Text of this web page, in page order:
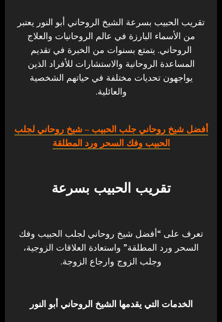
تقريب الحبيب بسرعة الشيخ الروحاني أبو النور يعتبر
من الأسماء البارزة في عالم الروحانيات والعلاج
الروحاني. يتمتع بسنوات من الخبرة في تقديم
المساعدة الروحانية والاستشارات للأفراد الذين
يواجهون تحديات مختلفة في حياتهم الشخصية
والعائلية.
أفضل شيخ روحاني جلب الحبيب – شيخ روحاني لجلب
الحبيب وفك السحر ورد المطلقة
تقريب الحبيب بسرعة
تعرف على “أفضل شيخ روحاني لجلب الحبيب وفك
السحر ورد المطلقة” واستعادة العلاقات الزوجية،
وجلب الزوج وارجاع الزوجة.
الخدمات التي يقدمها الشيخ الروحاني أبو النور